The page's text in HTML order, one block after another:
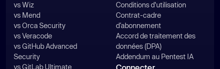
vs Wiz
vs Mend
vs Orca Security
vs Veracode
vs GitHub Advanced
Security
vs GitLab Ultimate
Conditions d'utilisation
Contrat-cadre
d’abonnement
Accord de traitement des
données (DPA)
Addendum au Pentest IA
Connecter